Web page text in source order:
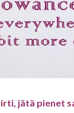
jätä pienet